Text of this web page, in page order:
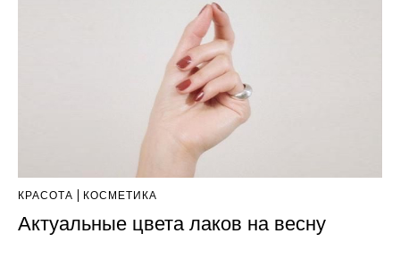
КРАСОТА КОСМЕТИКА
Актуальные цвета лаков на весну